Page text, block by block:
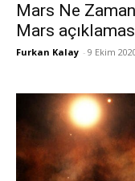
Mars Ne
Mars
Furkan Kalay - 9 Ekim